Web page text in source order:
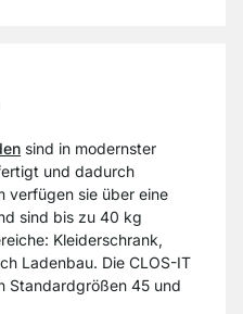
sind in modernster
und dadurch
verfügen sie über eine
sind bis zu 40 kg
Kleiderschrank,
Ladenbau. Die CLOS-IT
Standardgrößen 45 und